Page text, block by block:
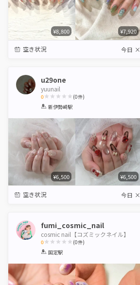
¥8,800 ¥7,920
空き状況 今日 ×
u29one
yuunail
0
1 2 3 4 5
(0件)
新伊勢崎駅
¥6,500 ¥6,500
空き状況 今日 ×
fumi_cosmic_nail
cosmic nail【コズミックネイル】
0
1 2 3 4
(0件)
国定駅